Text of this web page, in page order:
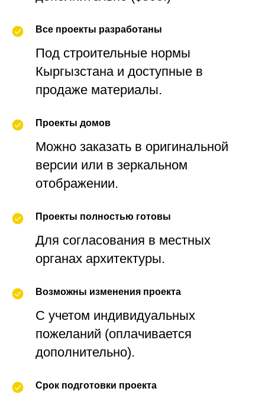
Все проекты разработаны
Под строительные нормы
Кыргызстана и доступные в
продаже материалы.
Проекты домов
Можно заказать в оригинальной
версии или в зеркальном
отображении.
Проекты полностью готовы
Для согласования в местных
органах архитектуры.
Возможны изменения проекта
С учетом индивидуальных
пожеланий (оплачивается
дополнительно).
Срок подготовки проекта